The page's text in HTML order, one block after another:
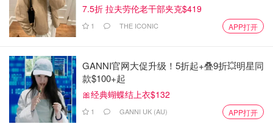
7.5折 拉夫劳伦老干部夹克$419
1 THE ICONIC APP打开
GANNI官网大促升级！5折起+叠9折💥明星同
款$100+起
🎀经典蝴蝶结上衣$132
1 GANNI UK (AU) APP打开